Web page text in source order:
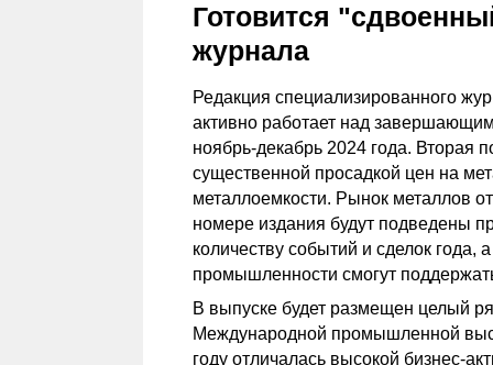
Готовится
журнала
Редакция специализированного
активно работает над
ноябрь-декабрь 2024 года. Вторая
существенной просадкой цен на
металлоемкости. Рынок металлов
номере издания будут подведены
количеству событий и сделок года,
промышленности смогут
В выпуске будет размещен целый
Международной промышленной
году отличалась высокой бизнес-